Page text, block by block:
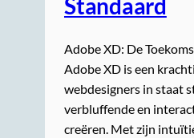
Standaard
Adobe XD: De
Adobe XD is een
webdesigners in staat
verbluffende en
creëren. Met zijn